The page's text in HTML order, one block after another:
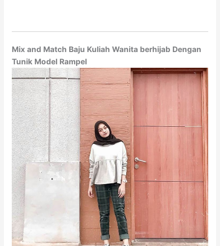
Mix and Match Baju Kuliah Wanita berhijab Dengan
Tunik Model Rampel